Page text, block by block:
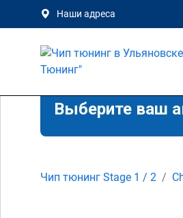
Наши адреса
Выберите ваш
Чип тюнинг Stage 1 / 2